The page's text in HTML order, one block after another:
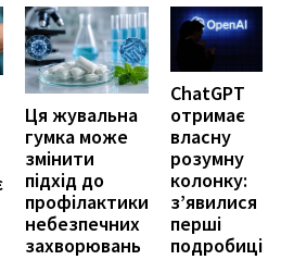
Ця жувальна
гумка може
змінити
підхід до
профілактики
небезпечних
захворювань
ChatGPT
отримає
власну
розумну
колонку:
з’явилися
перші
подробиці